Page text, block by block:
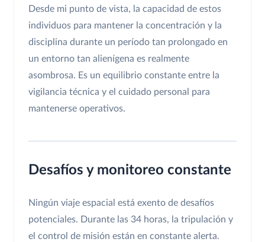
Desde mi punto de vista, la capacidad de estos
individuos para mantener la concentración y la
disciplina durante un período tan prolongado en
un entorno tan alienígena es realmente
asombrosa. Es un equilibrio constante entre la
vigilancia técnica y el cuidado personal para
mantenerse operativos.
Desafíos y monitoreo constante
Ningún viaje espacial está exento de desafíos
potenciales. Durante las 34 horas, la tripulación y
el control de misión están en constante alerta.